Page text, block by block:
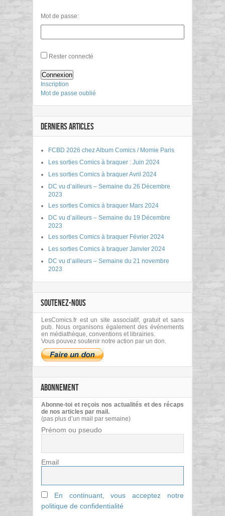
Mot de passe:
Rester connecté
Connexion
Inscription
Mot de passe oublié
DERNIERS ARTICLES
FCBD 2026 chez Album Comics / Momie Paris
Les sorties Comics à braquer : Juin 2024
Les sorties Comics à braquer Avril 2024
DC vu d’ailleurs – Semaine du 26 Décembre
2023
Les sorties Comics à braquer Mars 2024
DC vu d’ailleurs – Semaine du 19 Décembre
2023
Les sorties Comics à braquer Février 2024
Les sorties Comics à braquer Janvier 2024
DC vu d’ailleurs – Semaine du 21 novembre
2023
SOUTENEZ-NOUS
LesComics.fr est un site associatif, gratuit et sans
pub. Nous organisons également des événements
en médiathèque, conventions et librairies.
Vous pouvez soutenir notre action par un don.
ABONNEMENT
Abonne-toi et reçois nos actualités et des récaps
de nos articles par mail.
(pas plus d’un mail par semaine)
Prénom ou pseudo
Email
En continuant, vous acceptez notre
politique de confidentialité